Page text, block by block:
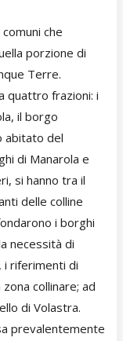
che
porzione di
Terre.
quattro frazioni: i
il borgo
abitato del
di Manarola e
si hanno tra il
delle colline
i borghi
necessità di
i riferimenti di
collinare; ad
di Volastra.
prevalentemente